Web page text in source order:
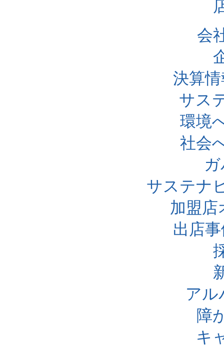
会
決算
サス
環境
社会
サステナ
加盟店
出店
アル
障
キ